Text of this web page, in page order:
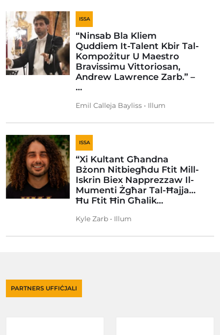
ISSA
“Ninsab Bla Kliem
Quddiem It-Talent Kbir Tal-
Kompożitur U Maestro
Bravissimu Vittoriosan,
Andrew Lawrence Zarb.” –
…
Emil Calleja Bayliss • Illum
ISSA
“Xi Kultant Għandna
Bżonn Nitbiegħdu Ftit Mill-
Iskrin Biex Napprezzaw Il-
Mumenti Żgħar Tal-Ħajja…
Ħu Ftit Ħin Għalik…
Kyle Zarb • Illum
PARTNERS UFFIĊJALI